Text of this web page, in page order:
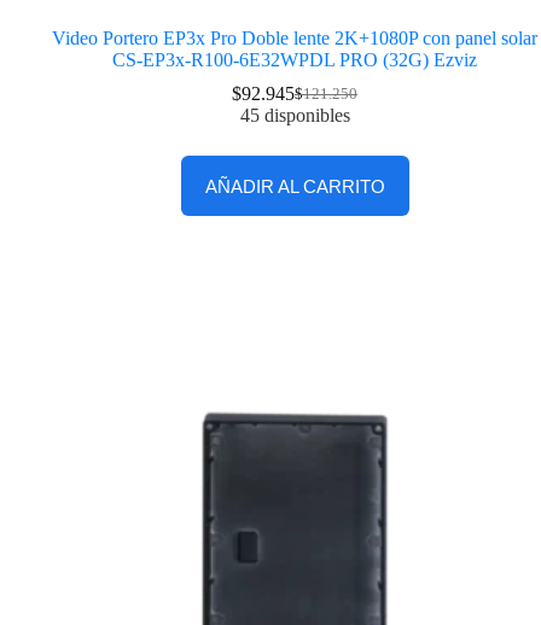
Video Portero EP3x Pro Doble lente 2K+1080P con panel solar
CS-EP3x-R100-6E32WPDL PRO (32G) Ezviz
$121.250
$92.945
45 disponibles
AÑADIR AL CARRITO